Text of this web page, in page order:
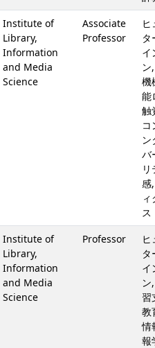
Institute of
Library,
Information
and Media
Science
Associate
Professor
ヒ
タ
イ
ン
機
能
触
コ
ン
バ
感
ス
Institute of
Library,
Information
and Media
Science
Professor
ヒ
タ
イ
ン
習
教
情
報